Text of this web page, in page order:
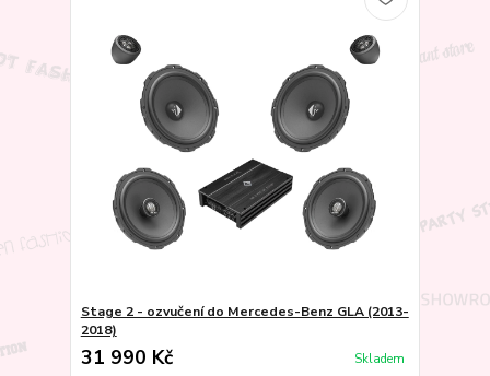
Stage 2 - ozvučení do Mercedes-Benz GLA (2013-
2018)
31 990 Kč Skladem